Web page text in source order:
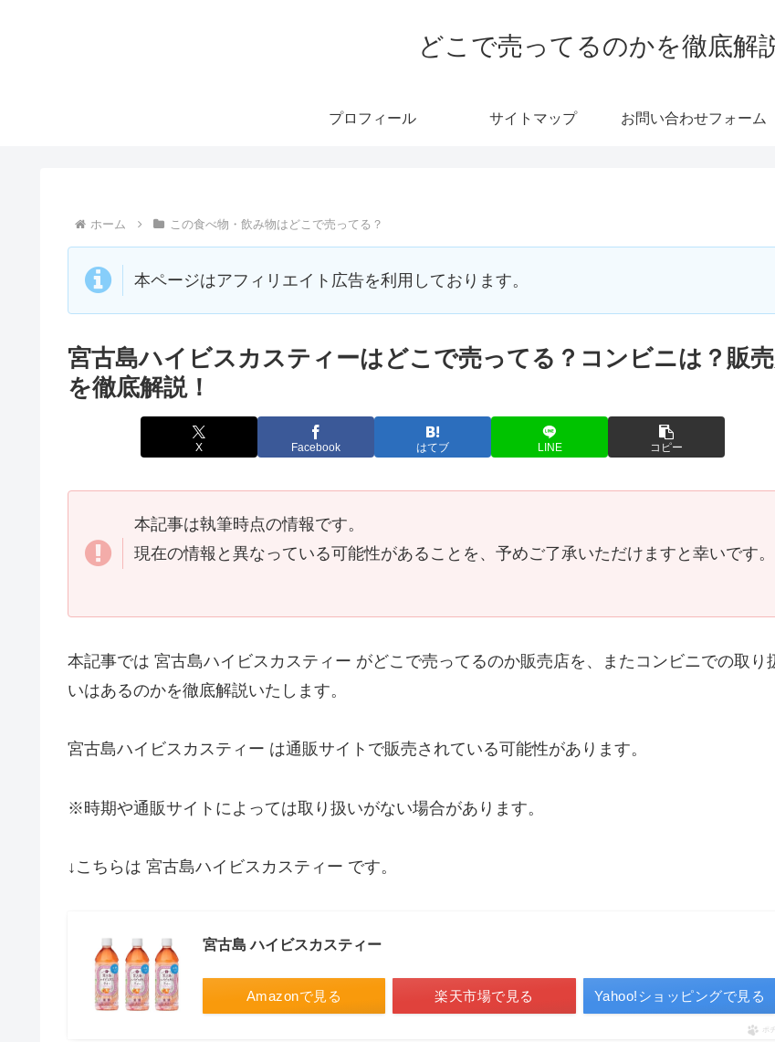
どこで売ってるのかを徹底解
プロフィール サイトマップ お問い合わせフォーム
ホーム この食べ物・飲み物はどこで売ってる？
本ページはアフィリエイト広告を利用しております。
宮古島ハイビスカスティーはどこで売ってる？コンビニは？販
を徹底解説！
X Facebook はてブ LINE コピー
本記事は執筆時点の情報です。
現在の情報と異なっている可能性があることを、予めご了承いただけますと幸いです。
本記事では 宮古島ハイビスカスティー がどこで売ってるのか販売店を、またコンビニでの取り
いはあるのかを徹底解説いたします。
宮古島ハイビスカスティー は通販サイトで販売されている可能性があります。
※時期や通販サイトによっては取り扱いがない場合があります。
↓こちらは 宮古島ハイビスカスティー です。
宮古島 ハイビスカスティー
Amazonで見る 楽天市場で見る Yahoo!ショッピングで見る
ポ